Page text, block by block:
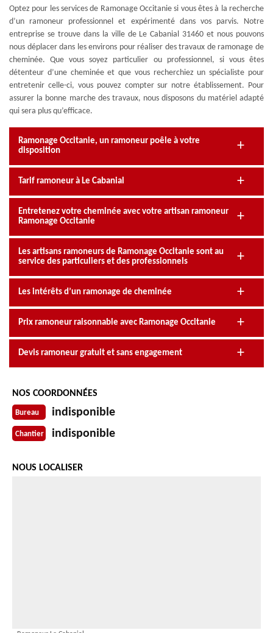
Optez pour les services de Ramonage Occitanie si vous êtes à la recherche
d’un ramoneur professionnel et expérimenté dans vos parvis. Notre
entreprise se trouve dans la ville de Le Cabanial 31460 et nous pouvons
nous déplacer dans les environs pour réaliser des travaux de ramonage de
cheminée. Que vous soyez particulier ou professionnel, si vous êtes
détenteur d’une cheminée et que vous recherchiez un spécialiste pour
entretenir celle-ci, vous pouvez compter sur notre établissement. Pour
assurer la bonne marche des travaux, nous disposons du matériel adapté
qui sera plus qu’efficace.
Ramonage Occitanie, un ramoneur poêle à votre
disposition
Tarif ramoneur à Le Cabanial
Entretenez votre cheminée avec votre artisan ramoneur
Ramonage Occitanie
Les artisans ramoneurs de Ramonage Occitanie sont au
service des particuliers et des professionnels
Les intérêts d’un ramonage de cheminée
Prix ramoneur raisonnable avec Ramonage Occitanie
Devis ramoneur gratuit et sans engagement
NOS COORDONNÉES
Bureau indisponible
Chantier indisponible
NOUS LOCALISER